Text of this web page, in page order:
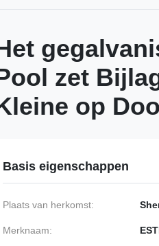
zet
op
Basis eigenschappen
Plaats van herkomst:
Merknaam: